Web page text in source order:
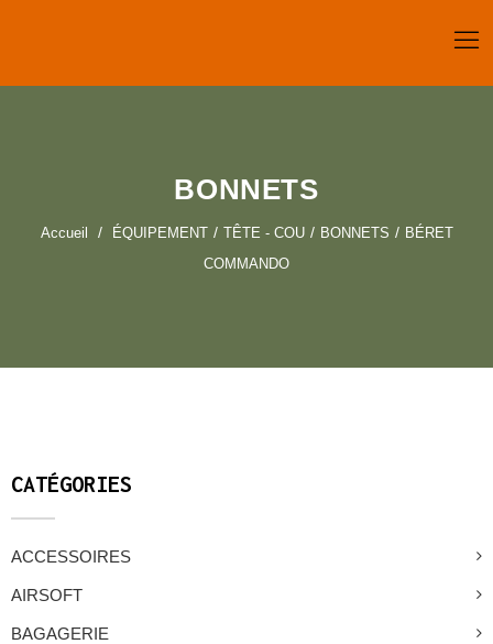
BONNETS
Accueil ÉQUIPEMENT TÊTE - COU BONNETS
BÉRET
COMMANDO
CATÉGORIES
ACCESSOIRES
AIRSOFT
BAGAGERIE